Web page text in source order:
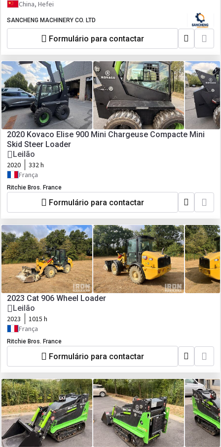
China, Hefei
SANCHENG MACHINERY CO. LTD
Formulário para contactar
2020 Kovaco Elise 900 Mini Chargeuse Compacte Mini
Skid Steer Loader
Leilão
2020
332 h
França
Ritchie Bros. France
Formulário para contactar
2023 Cat 906 Wheel Loader
Leilão
2023
1015 h
França
Ritchie Bros. France
Formulário para contactar